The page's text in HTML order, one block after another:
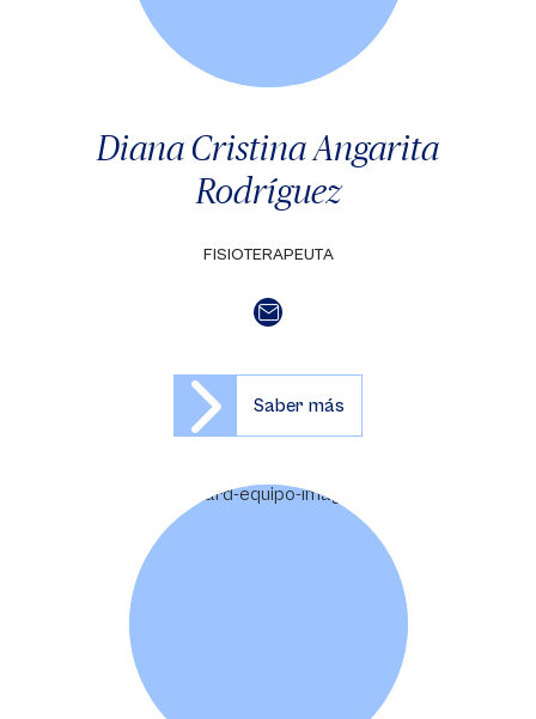
Diana Cristina Angarita
Rodríguez
FISIOTERAPEUTA
Saber más